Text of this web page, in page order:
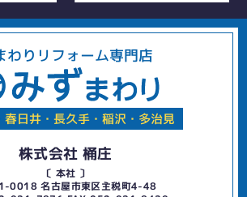
わりリフォーム専門店
春日井・長久手・稲沢・多治見
株式会社 桶庄
〔 本社 〕
0018 名古屋市東区主税町4-48